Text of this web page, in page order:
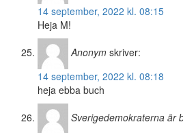
14 september, 2022 kl. 08:15
Heja M!
Anonym skriver:
14 september, 2022 kl. 08:18
heja ebba buch
Sverigedemokraterna är